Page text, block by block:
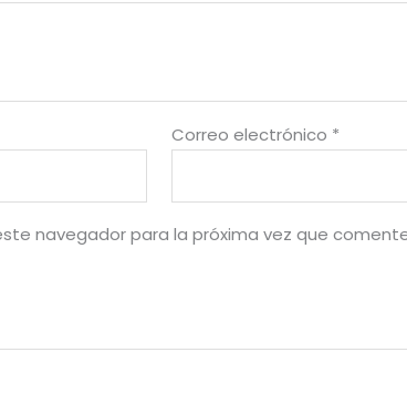
Correo electrónico *
navegador para la próxima vez que